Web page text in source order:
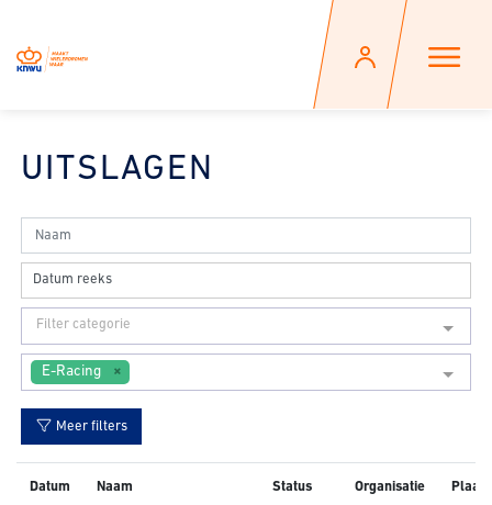
UITSLAGEN
Datum reeks
Filter categorie
E-Racing
Meer filters
Datum Naam Status Organisatie Plaats